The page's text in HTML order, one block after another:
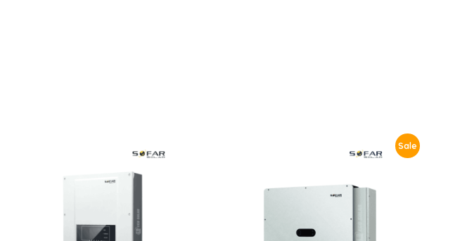
Sale